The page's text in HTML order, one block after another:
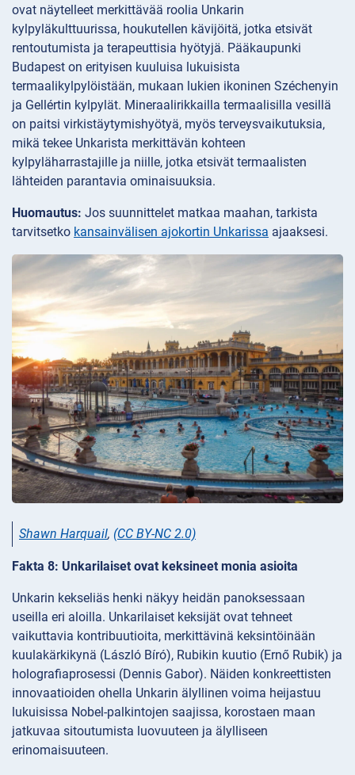
ovat näytelleet merkittävää roolia Unkarin
kylpyläkulttuurissa, houkutellen kävijöitä, jotka etsivät
rentoutumista ja terapeuttisia hyötyjä. Pääkaupunki
Budapest on erityisen kuuluisa lukuisista
termaalikylpylöistään, mukaan lukien ikoninen Széchenyin
ja Gellértin kylpylät. Mineraalirikkailla termaalisilla vesillä
on paitsi virkistäytymishyötyä, myös terveysvaikutuksia,
mikä tekee Unkarista merkittävän kohteen
kylpyläharrastajille ja niille, jotka etsivät termaalisten
lähteiden parantavia ominaisuuksia.
Huomautus: Jos suunnittelet matkaa maahan, tarkista
tarvitsetko kansainvälisen ajokortin Unkarissa ajaaksesi.
Shawn Harquail, (CC BY-NC 2.0)
Fakta 8: Unkarilaiset ovat keksineet monia asioita
Unkarin kekseliäs henki näkyy heidän panoksessaan
useilla eri aloilla. Unkarilaiset keksijät ovat tehneet
vaikuttavia kontribuutioita, merkittävinä keksintöinään
kuulakärkikynä (László Bíró), Rubikin kuutio (Ernő Rubik) ja
holografiaprosessi (Dennis Gabor). Näiden konkreettisten
innovaatioiden ohella Unkarin älyllinen voima heijastuu
lukuisissa Nobel-palkintojen saajissa, korostaen maan
jatkuvaa sitoutumista luovuuteen ja älylliseen
erinomaisuuteen.